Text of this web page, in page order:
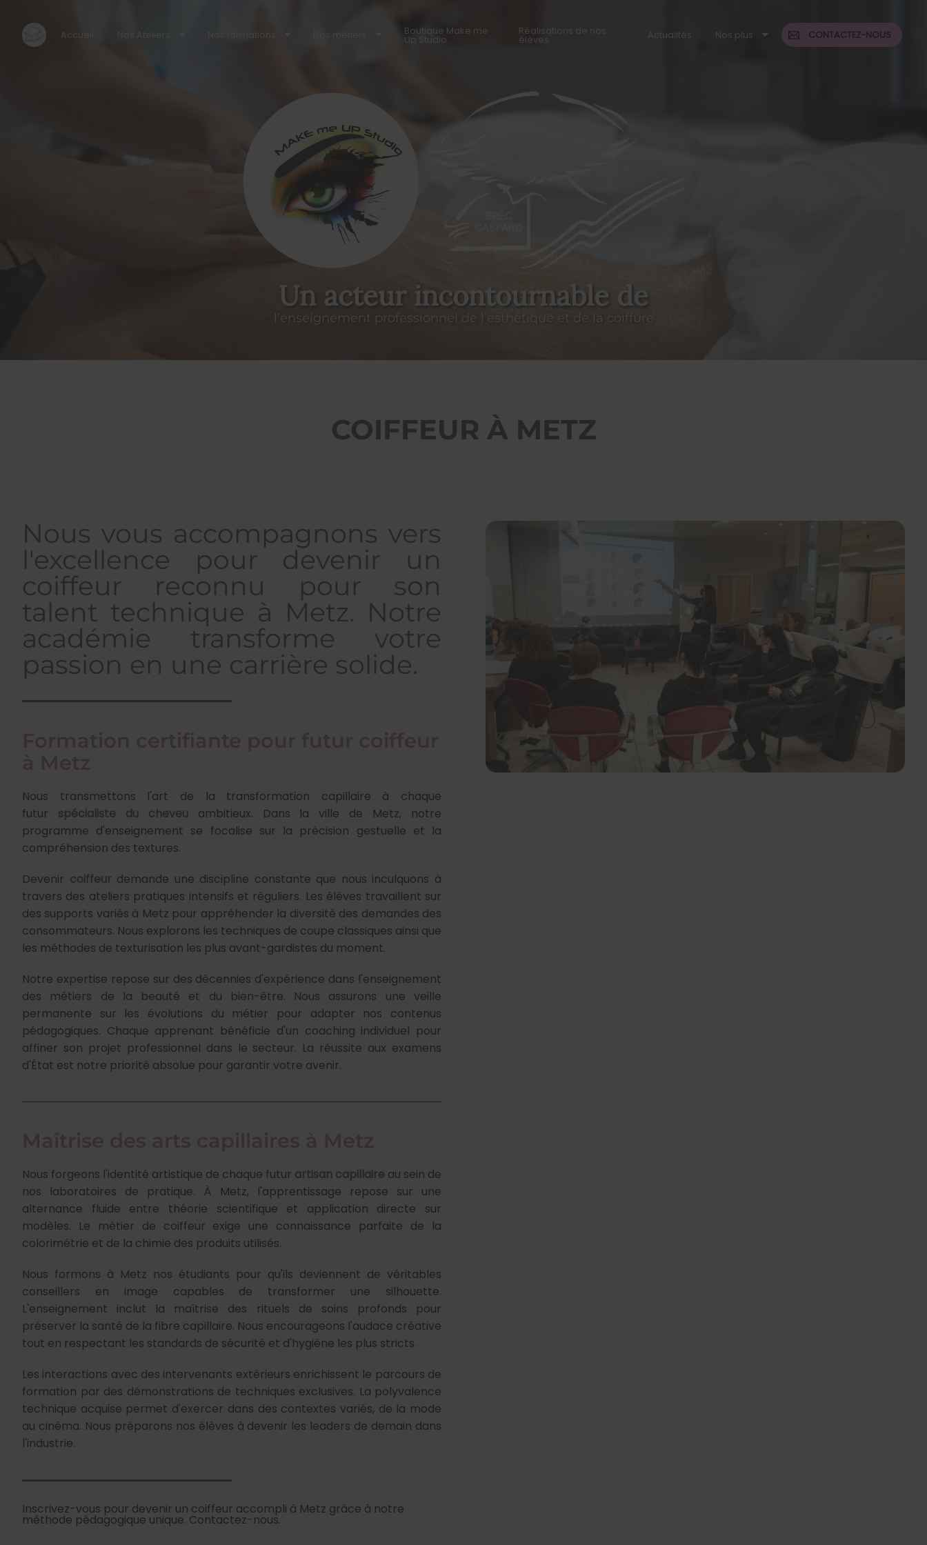
Un acteur incontournable de
l’enseignement professionnel de l’esthétique et de la coiffure
Accueil Nos formations Boutique Make me
Up Studio
Réalisations de nos
élèves Actualités Nos plus CONTACTEZ-NOUS
COIFFEUR À METZ
Nous vous accompagnons vers
l'excellence pour devenir un
coiffeur reconnu pour son
talent technique à Metz. Notre
académie transforme votre
passion en une carrière solide.
Nous transmettons l'art de la transformation capillaire à chaque
futur spécialiste du cheveu ambitieux. Dans la ville de Metz, notre
programme d'enseignement se focalise sur la précision gestuelle et la
compréhension des textures.
Devenir coiffeurdemande une discipline constante que nous inculquons à
travers des ateliers pratiques intensifs et réguliers. Les élèves travaillent sur
des supports variés à Metz pour appréhender la diversité des demandes des
consommateurs. Nous explorons les techniques de coupe classiques ainsi que
les méthodes de texturisation les plus avant-gardistes du moment.
Notre expertise repose sur des décennies d'expérience dans l'enseignement
des métiers de la beauté et du bien-être. Nous assurons une veille
permanente sur les évolutions du métier pour adapter nos contenus
pédagogiques. Chaque apprenant bénéficie d'un coaching individuel pour
affiner son projet professionnel dans le secteur. La réussite aux examens
d'État est notre priorité absolue pour garantir votre avenir.
Nous forgeons l'identité artistique de chaque futur artisan capillaire au sein de
nos laboratoires de pratique. À Metz, l'apprentissage repose sur une
alternance fluide entre théorie scientifique et application directe sur
modèles. Le métier de coiffeur exige une connaissance parfaite de la
colorimétrie et de la chimie des produits utilisés.
Nous formons à Metz nos étudiants pour qu'ils deviennent de véritables
conseillers en image capables de transformer une silhouette.
L'enseignement inclut la maîtrise des rituels de soins profonds pour
préserver la santé de la fibre capillaire. Nous encourageons l'audace créative
tout en respectant les standards de sécurité et d'hygiène les plus stricts.
Les interactions avec des intervenants extérieurs enrichissent le parcours de
formation par des démonstrations de techniques exclusives. La polyvalence
technique acquise permet d'exercer dans des contextes variés, de la mode
au cinéma. Nous préparons nos élèves à devenir les leaders de demain dans
l'industrie.
Inscrivez-vous pour devenir un coiffeur accompli à Metz grâce à notre
méthode pédagogique unique. Contactez-nous.